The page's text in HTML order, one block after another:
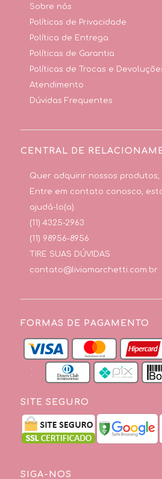
Sobre nós
Políticas de Privacidade
Política de Entrega
Políticas de Garantia
Políticas de Trocas e
Atendimento
Dúvidas Frequentes
CENTRAL DE
Quer adquirir nossos produtos,
Entre em contato conosco,
ajudá-lo(a).
(11) 4325-2963
(11) 98956-8956
TIRE SUAS DÚVIDAS
contato@liviamarchetti.com.br
FORMAS DE PAGAMENTO
SITE SEGURO
SIGA-NOS